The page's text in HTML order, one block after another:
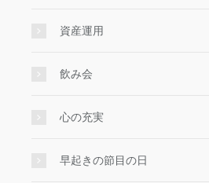
資産運用
飲み会
心の充実
早起きの節目の日